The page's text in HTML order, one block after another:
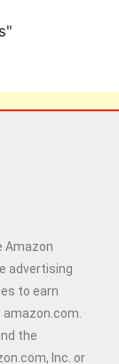
Amazon
advertising
to earn
the
Inc. or